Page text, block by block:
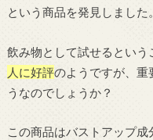
という商品を発見しました。
飲み物として試せるという
人に好評のようですが、重
うなのでしょうか？
この商品はバストアップ